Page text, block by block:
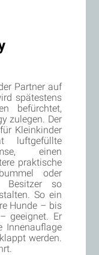
Partner auf
spätestens
befürchtet,
zulegen. Der
Kleinkinder
luftgefüllte
einen
praktische
oder
Besitzer so
So ein
Hunde – bis
geeignet. Er
Innenauflage
werden.